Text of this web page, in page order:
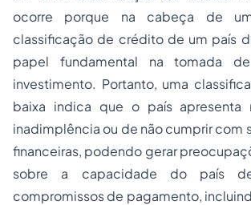
ocorre porque na cabeça de
classificação de crédito de um país
papel fundamental na tomada
investimento. Portanto, uma
baixa indica que o país apresenta
inadimplência ou de não cumprir com
financeiras, podendo gerar
sobre a capacidade do país
compromissos de pagamento,